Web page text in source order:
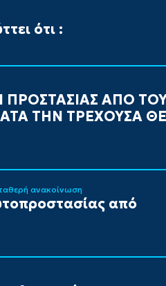
ότι :
ΑΠΟ
ΤΗΝ ΤΡΕΧΟΥΣΑ
ανακοίνωση
από